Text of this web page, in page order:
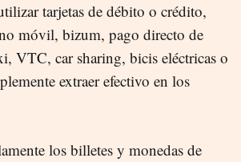
tarjetas de débito o crédito,
móvil, bizum, pago directo de
VTC, car sharing, bicis eléctricas o
extraer efectivo en los
los billetes y monedas de